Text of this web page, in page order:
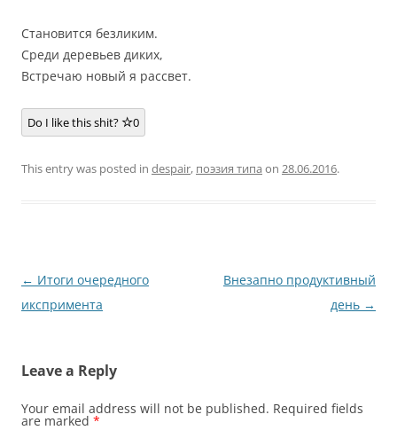
Становится безликим.
Среди деревьев диких,
Встречаю новый я рассвет.
Do I like this shit? 0
This entry was posted in despair, поэзия типа on 28.06.2016.
Post
navigation
← Итоги очередного
икспримента
Внезапно продуктивный
день →
Leave a Reply
Your email address will not be published. Required fields
are marked *